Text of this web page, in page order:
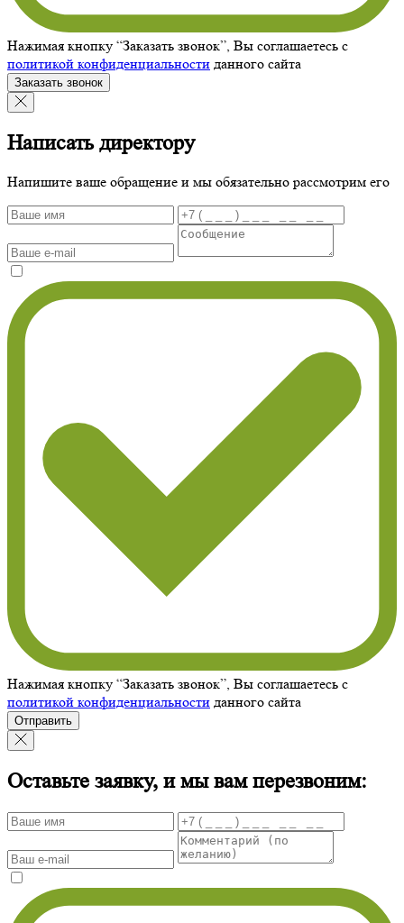
Нажимая кнопку “Заказать звонок”, Вы соглашаетесь с
политикой конфиденциальности данного сайта
Заказать звонок
Написать директору
Напишите ваше обращение и мы обязательно рассмотрим его
Нажимая кнопку “Заказать звонок”, Вы соглашаетесь с
политикой конфиденциальности данного сайта
Отправить
Оставьте заявку, и мы вам перезвоним: